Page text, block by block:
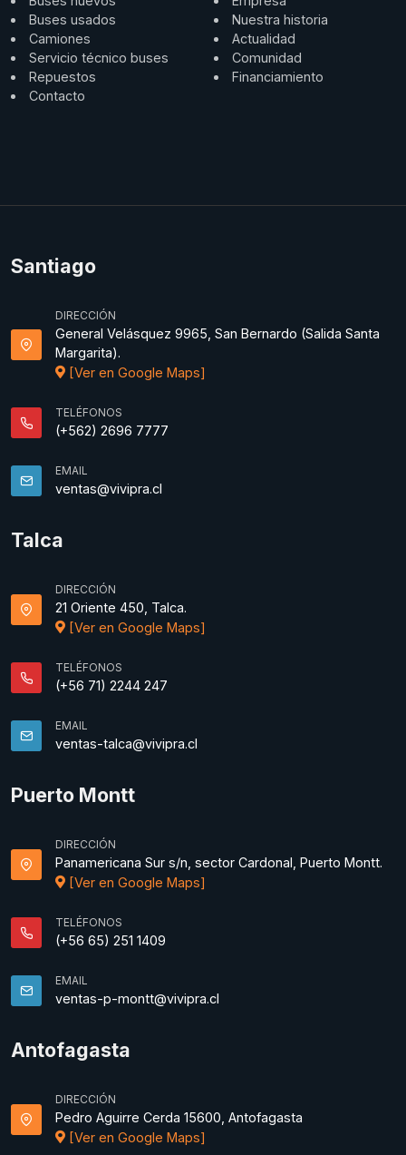
Buses usados
Camiones
Servicio técnico buses
Repuestos
Contacto
Nuestra historia
Actualidad
Comunidad
Financiamiento
Santiago
DIRECCIÓN
General Velásquez 9965, San Bernardo (Salida Santa
Margarita).
[Ver en Google Maps]
TELÉFONOS
(+562) 2696 7777
EMAIL
ventas@vivipra.cl
Talca
DIRECCIÓN
21 Oriente 450, Talca.
[Ver en Google Maps]
TELÉFONOS
(+56 71) 2244 247
EMAIL
ventas-talca@vivipra.cl
Puerto Montt
DIRECCIÓN
Panamericana Sur s/n, sector Cardonal, Puerto Montt.
[Ver en Google Maps]
TELÉFONOS
(+56 65) 251 1409
EMAIL
ventas-p-montt@vivipra.cl
Antofagasta
DIRECCIÓN
Pedro Aguirre Cerda 15600, Antofagasta
[Ver en Google Maps]